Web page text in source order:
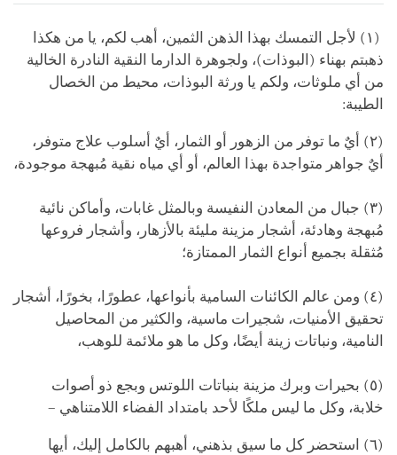
on
facebook
(١) لأجل التمسك بهذا الذهن الثمين، أهب لكم، يا من هكذا
ذهبتم بهناء (البوذات)، ولجوهرة الدارما النقية النادرة الخالية
من أي ملوثات، ولكم يا ورثة البوذات، محيط من الخصال
الطيبة:
(٢) أيٌ ما توفر من الزهور أو الثمار، أيٌ أسلوب علاج متوفر،
أيٌ جواهر متواجدة بهذا العالم، أو أي مياه نقية مُبهجة موجودة،
(٣) جبال من المعادن النفيسة وبالمثل غابات، وأماكن نائية
مُبهجة وهادئة، أشجار مزينة مليئة بالأزهار، وأشجار فروعها
مُثقلة بجميع أنواع الثمار الممتازة؛
(٤) ومن عالم الكائنات السامية بأنواعها، عطورًا، بخورًا، أشجار
تحقيق الأمنيات، شجيرات ماسية، والكثير من المحاصيل
النامية، ونباتات زينة أيضًا، وكل ما هو ملائمة للوهب،
(٥) بحيرات وبرك مزينة بنباتات اللوتس وبجع ذو أصوات
خلابة، وكل ما ليس ملكًا لأحد بامتداد الفضاء اللامتناهي –
(٦) استحضر كل ما سيق بذهني، أهبهم بالكامل إليك، أيها